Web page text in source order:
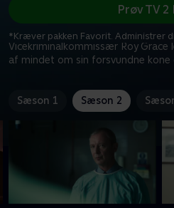
Vicekriminalkommissær Roy
af mindet om sin forsvundne kone
Prøv TV 2
*Kræver pakken Favorit. Administrer
Sæson 1 Sæson 2